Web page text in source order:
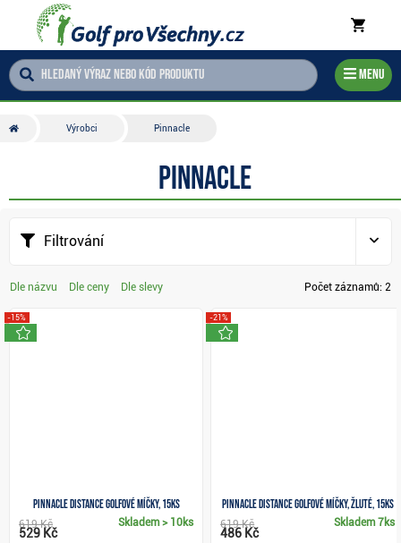
Menu
Výrobci Pinnacle
Pinnacle
Filtrování
Dle názvu Dle ceny Dle slevy Počet záznamů: 2
Pinnacle Distance golfové míčky, 15ks
-15%
Skladem> 10ks
619 Kč
529 Kč
Pinnacle Distance golfové míčky, žluté, 15ks
-21%
Skladem7ks
619 Kč
486 Kč